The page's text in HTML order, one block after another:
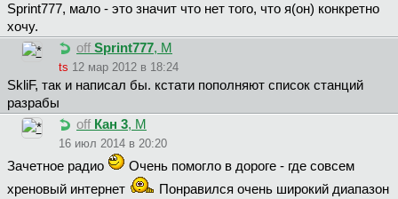
Sprint777, мало - это значит что нет того, что я(он) конкретно
хочу.
off Sprint777, М
ts 12 мар 2012 в 18:24
SkliF, так и написал бы. кстати пополняют список станций
разрабы
off Кан 3, М
16 июл 2014 в 20:20
Зачетное радио
Очень помогло в дороге - где совсем
хреновый интернет
Понравился очень широкий диапазон